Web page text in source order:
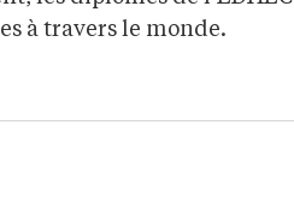
à travers le monde.